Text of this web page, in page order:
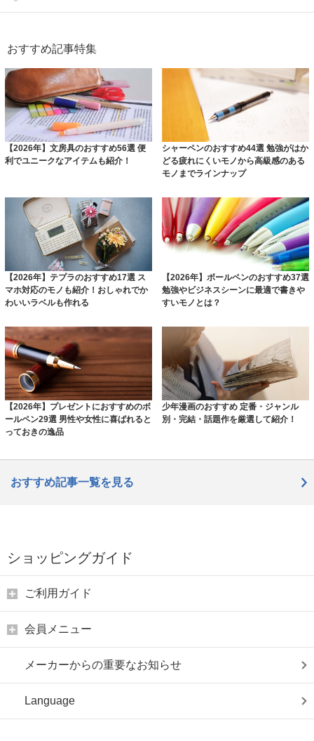
おすすめ記事特集
【2026年】文房具のおすすめ56選 便
利でユニークなアイテムも紹介！
シャーペンのおすすめ44選 勉強がはか
どる疲れにくいモノから高級感のある
モノまでラインナップ
【2026年】テプラのおすすめ17選 ス
マホ対応のモノも紹介！おしゃれでか
わいいラベルも作れる
【2026年】ボールペンのおすすめ37選
勉強やビジネスシーンに最適で書きや
すいモノとは？
【2026年】プレゼントにおすすめのボ
ールペン29選 男性や女性に喜ばれると
っておきの逸品
少年漫画のおすすめ 定番・ジャンル
別・完結・話題作を厳選して紹介！
おすすめ記事一覧を見る
ショッピングガイド
ご利用ガイド
会員メニュー
メーカーからの重要なお知らせ
Language